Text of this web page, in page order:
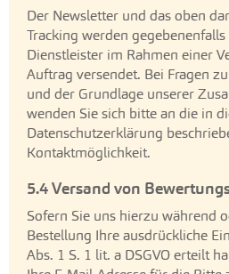
Der Newsletter und das oben
Tracking werden
Dienstleister im Rahmen einer
Auftrag versendet. Bei Fragen
und der Grundlage unserer
wenden Sie sich bitte an die in
Datenschutzerklärung
Kontaktmöglichkeit.
5.4 Versand von
Sofern Sie uns hierzu während
Bestellung Ihre ausdrückliche
Abs. 1 S. 1 lit. a DSGVO erteilt